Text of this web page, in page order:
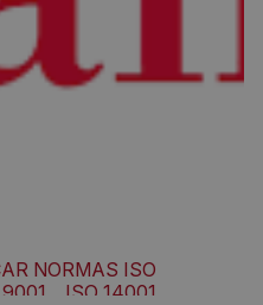
NORMAS ISO
ISO 14001